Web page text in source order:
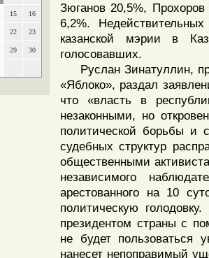
15 16
22 23
29 30
Зюганов 20,5%,
6,2%.
казанской мэрии в
голосовавших.
Руслан Зинатуллин,
«Яблоко», раздал
что «власть в
незаконными, но
политической борьбы и
судебных структур
общественными
независимого
арестованного на 10
политическую
президентом страны с
не будет пользоваться
нанесет непоправимый